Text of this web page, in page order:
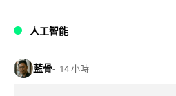
人工智能
藍骨 14 小時